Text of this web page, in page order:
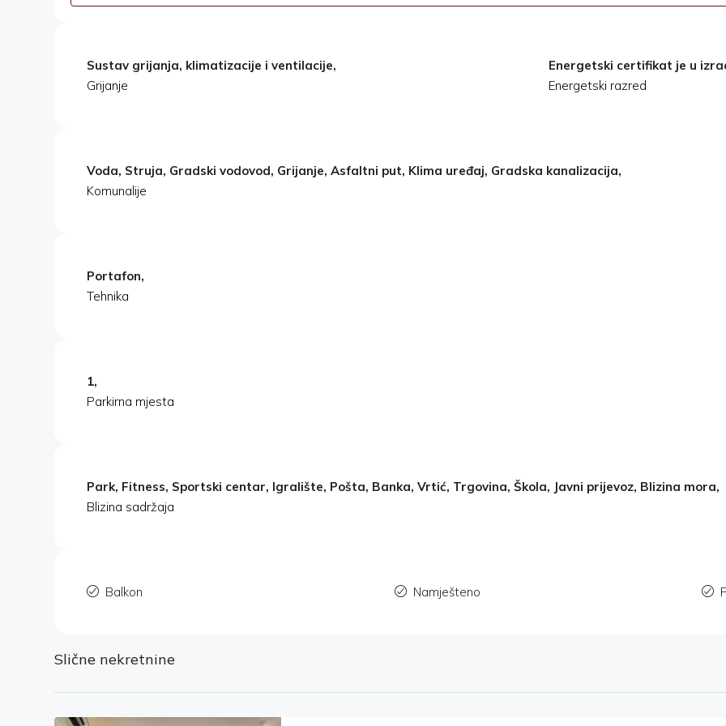
Sustav grijanja, klimatizacije i ventilacije,
Grijanje
Energetski certifikat je u
Energetski razred
Voda, Struja, Gradski vodovod, Grijanje, Asfaltni put, Klima uređaj, Gradska kanalizacija,
Komunalije
Portafon,
Tehnika
1,
Parkirna mjesta
Park, Fitness, Sportski centar, Igralište, Pošta, Banka, Vrtić, Trgovina, Škola, Javni prijevoz, Blizina mora,
Blizina sadržaja
Balkon Namješteno
Slične nekretnine